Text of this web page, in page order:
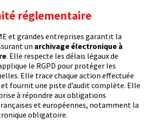
réglementaire
et grandes entreprises garantit la
un archivage électronique à
. Elle respecte les délais légaux de
le RGPD pour protéger les
Elle trace chaque action effectuée
fournit une piste d’audit complète. Elle
à répondre aux obligations
et européennes, notamment la
obligatoire.